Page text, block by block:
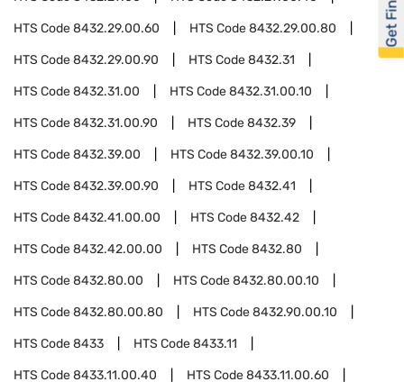
HTS Code8432.29.00.60 HTS Code8432.29.00.80
HTS Code8432.29.00.90 HTS Code8432.31
HTS Code8432.31.00 HTS Code8432.31.00.10
HTS Code8432.31.00.90 HTS Code8432.39
HTS Code8432.39.00 HTS Code8432.39.00.10
HTS Code8432.39.00.90 HTS Code8432.41
HTS Code8432.41.00.00 HTS Code8432.42
HTS Code8432.42.00.00 HTS Code8432.80
HTS Code8432.80.00 HTS Code8432.80.00.10
HTS Code8432.80.00.80 HTS Code8432.90.00.10
HTS Code8433 HTS Code8433.11
HTS Code8433.11.00.40 HTS Code8433.11.00.60